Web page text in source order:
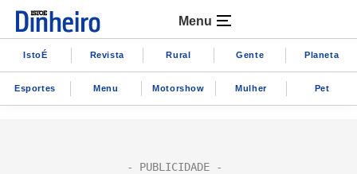
Menu
IstoÉ Revista Rural Gente Planeta
Esportes Menu Motorshow Mulher Pet